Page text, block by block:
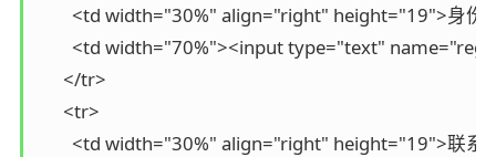
<td width="30%" align="right" height="19">身
<td width="70%"><input type="text"
      </tr>
      <tr>
<td width="30%" align="right" height="19">联